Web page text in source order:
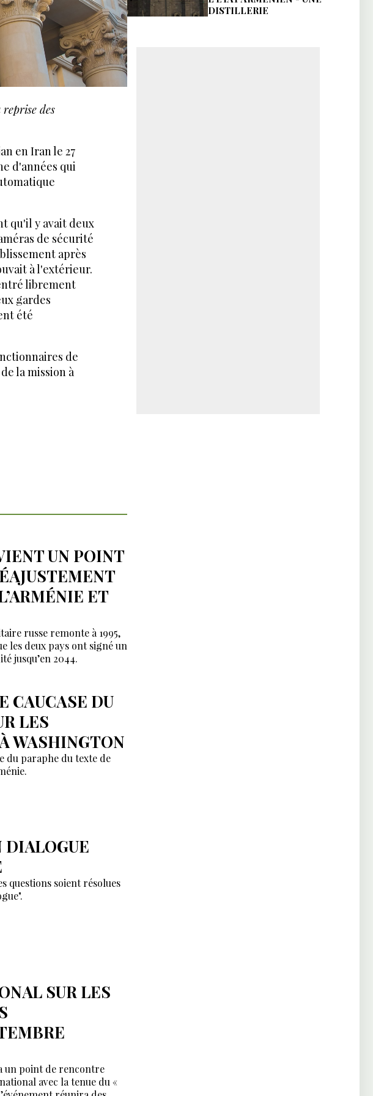
reprise des
en Iran le 27
d'années qui
qu'il y avait deux
de sécurité
après
à l'extérieur.
librement
gardes
été
de
la mission à
UN POINT
ET
russe remonte à 1995,
les deux pays ont signé un
jusqu’en 2044.
CAUCASE DU
LES
WASHINGTON
du paraphe du texte de
DIALOGUE
questions soient résolues
SUR LES
un point de rencontre
avec la tenue du «
DISTILLERIE